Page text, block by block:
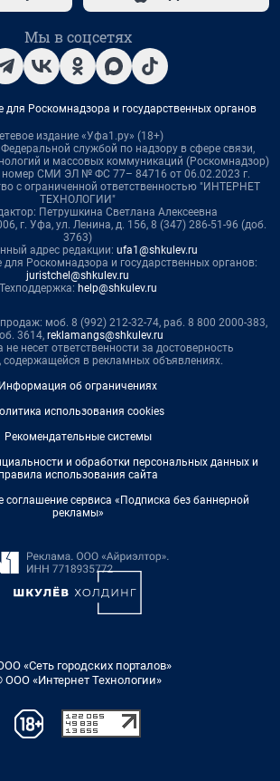
Мы в соцсетях
для Роскомнадзора и государственных органов
издание «Уфа1.ру» (18+)
службой по надзору в сфере связи,
и массовых коммуникаций (Роскомнадзор)
номер СМИ ЭЛ № ФС 77– 84716 от 06.02.2023 г.
с ограниченной ответственностью "ИНТЕРНЕТ
ТЕХНОЛОГИИ"
Петрушкина Светлана Алексеевна
г. Уфа, ул. Ленина, д. 156, 8 (347) 286-51-96 (доб.
3763)
адрес редакции: ufa1@shkulev.ru
Роскомнадзора и государственных органов:
juristchel@shkulev.ru
Техподдержка: help@shkulev.ru
моб. 8 (992) 212-32-74, раб. 8 800 2000-383,
3614, reklamangs@shkulev.ru
не несет ответственности за достоверность
в рекламных объявлениях.
Информация об ограничениях
использования cookies
Рекомендательные системы
и обработки персональных данных и
правила использования сайта
соглашение сервиса «Подписка без баннерной
рекламы»
«Сеть городских порталов»
ООО «Интернет Технологии»